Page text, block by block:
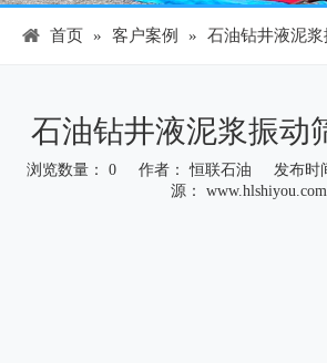
首页 » 客户案例 » 石油钻井液泥
石油钻井液泥浆振动
浏览数量： 0作者： 恒联石油 发布时
源： www.hlshiyou.com